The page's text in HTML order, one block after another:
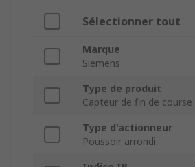
Sélectionner tout
Marque
Siemens
Type de produit
Capteur de fin de course
Type d'actionneur
Poussoir arrondi